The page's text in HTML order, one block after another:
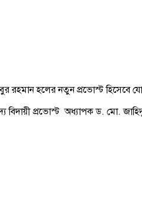
রহমান হলের নতুন প্রভোস্ট
প্রভোস্ট অধ্যাপক ড. মো.